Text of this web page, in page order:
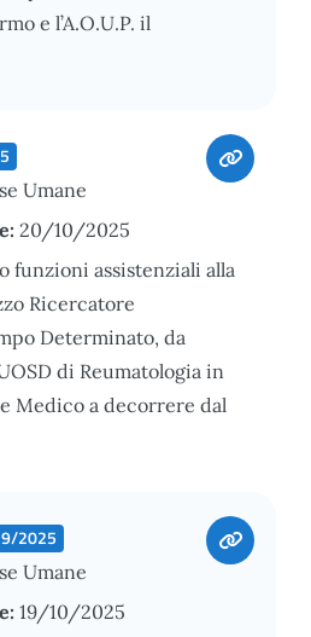
e l’A.O.U.P. il
Umane
20/10/2025
funzioni assistenziali alla
Ricercatore
Determinato, da
di Reumatologia in
Medico a decorrere dal
2025
Umane
19/10/2025